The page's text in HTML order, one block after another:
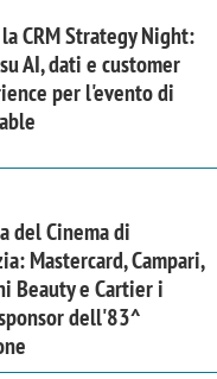
CRM Strategy Night:
AI, dati e customer
per l'evento di
del Cinema di
Mastercard, Campari,
Beauty e Cartier i
dell'83^